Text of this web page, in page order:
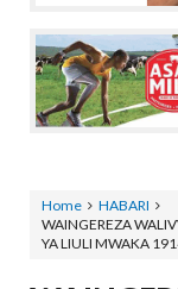
Home
HABARI
WAINGEREZA
YA LIULI MWAKA